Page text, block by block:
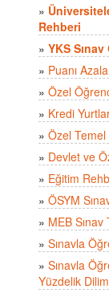
»
Rehberi
» YKS
» Puanı
» Özel
» Kredi
» Özel
» Devlet ve
» Eğitim
» ÖSYM
» MEB
» Sınavla
» Sınavla
Yüzdelik